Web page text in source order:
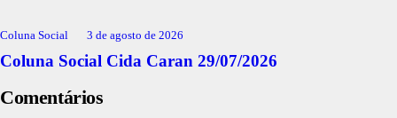
Coluna Social 3 de agosto de 2026
Coluna Social Cida Caran 29/07/2026
Comentários